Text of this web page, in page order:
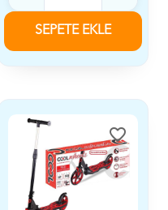
SEPETE EKLE
favorite_border